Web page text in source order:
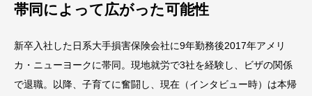
帯同によって広がった可能性
新卒入社した日系大手損害保険会社に9年勤務後2017年アメリ
カ・ニューヨークに帯同。現地就労で3社を経験し、ビザの関係
で退職。以降、子育てに奮闘し、現在（インタビュー時）は本帰